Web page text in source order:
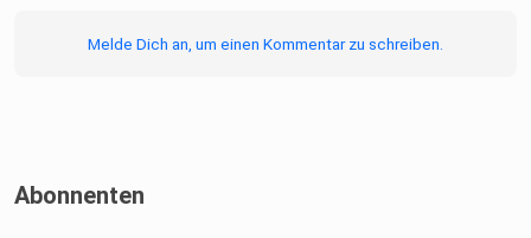
Melde Dich an, um einen Kommentar zu schreiben.
Abonnenten